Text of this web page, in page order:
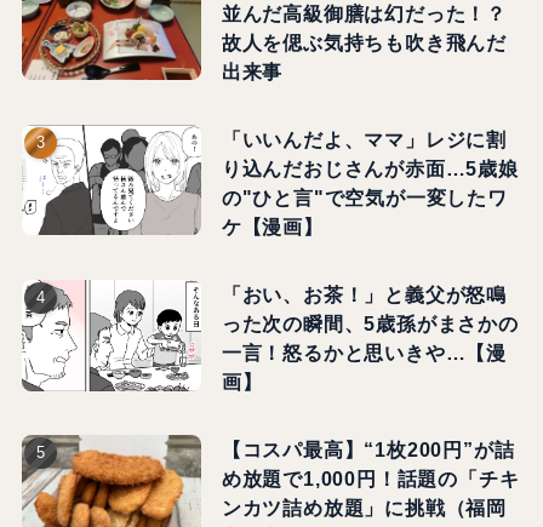
並んだ高級御膳は幻だった！？
故人を偲ぶ気持ちも吹き飛んだ
出来事
「いいんだよ、ママ」レジに割
り込んだおじさんが赤面…5歳娘
の"ひと言"で空気が一変したワ
ケ【漫画】
「おい、お茶！」と義父が怒鳴
った次の瞬間、5歳孫がまさかの
一言！怒るかと思いきや…【漫
画】
【コスパ最高】“1枚200円”が詰
め放題で1,000円！話題の「チキ
ンカツ詰め放題」に挑戦（福岡